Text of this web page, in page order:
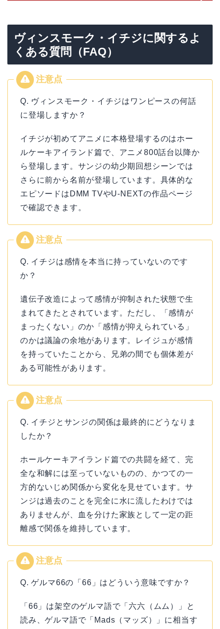
ヴィンスモーク・イチジに関するよ
くある質問（FAQ）
Q. ヴィンスモーク・イチジはワンピースの何話
に登場しますか？
イチジが初めてアニメに本格登場するのはホー
ルケーキアイランド篇で、アニメ800話台以降か
ら登場します。サンジの幼少期回想シーンでは
さらに前から名前が登場しています。具体的な
エピソードはDMM TVやU-NEXTの作品ページ
で確認できます。
Q. イチジは感情を本当に持っていないのです
か？
遺伝子改造によって感情が抑制された状態で生
まれてきたとされています。ただし、「感情が
まったくない」のか「感情が抑えられている」
のかは議論の余地があります。レイジュが感情
を持っていたことから、兄弟の間でも個体差が
ある可能性があります。
Q. イチジとサンジの関係は最終的にどうなりま
したか？
ホールケーキアイランド篇での共闘を経て、完
全な和解には至っていないものの、かつての一
方的ないじめ関係から変化を見せています。サ
ンジは過去のことを完全に水に流したわけでは
ありませんが、血を分けた家族として一定の距
離感で関係を維持しています。
Q. ゲルマ66の「66」はどういう意味ですか？
「66」は架空のゲルマ語で「六六（ムム）」と
読み、ゲルマ語で「Mads（マッズ）」に相当す